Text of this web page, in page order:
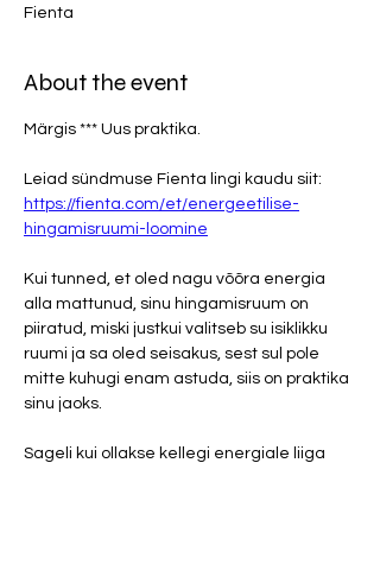
Fienta
About the event
Märgis *** Uus praktika.
Leiad sündmuse Fienta lingi kaudu siit:
https://fienta.com/et/energeetilise-
hingamisruumi-loomine
Kui tunned, et oled nagu võõra energia
alla mattunud, sinu hingamisruum on
piiratud, miski justkui valitseb su isiklikku
ruumi ja sa oled seisakus, sest sul pole
mitte kuhugi enam astuda, siis on praktika
sinu jaoks.
Sageli kui ollakse kellegi energiale liiga